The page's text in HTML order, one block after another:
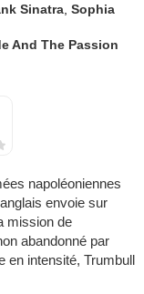
Sinatra ,Sophia
And The Passion
napoléoniennes
envoie sur
mission de
abandonné par
en intensité, Trumbull